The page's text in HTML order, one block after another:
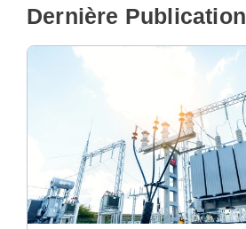
Dernière Publication